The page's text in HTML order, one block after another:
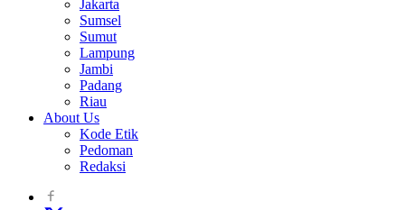
Jakarta
Sumsel
Sumut
Lampung
Jambi
Padang
Riau
About Us
Kode Etik
Pedoman
Redaksi